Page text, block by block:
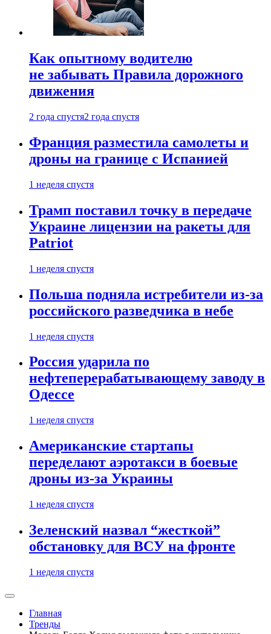
Как опытному водителю
не забывать Правила дорожного
движения
2 года спустя2 года спустя
Франция разместила самолеты и
дроны на границе с Испанией
1 неделя спустя
Трамп поставил точку в передаче
Украине лицензии на ракеты для
Patriot
1 неделя спустя
Польша подняла истребители из-за
российского разведчика в небе
1 неделя спустя
Россия ударила по
нефтеперерабатывающему заводу в
Одессе
1 неделя спустя
Американские стартапы
переделают аэротакси в боевые
дроны из-за Украины
1 неделя спустя
Зеленский назвал “жесткой”
обстановку для ВСУ на фронте
1 неделя спустя
Главная
Тренды